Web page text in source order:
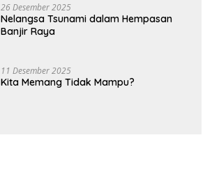
26 Desember 2025
Nelangsa Tsunami dalam Hempasan
Banjir Raya
11 Desember 2025
Kita Memang Tidak Mampu?